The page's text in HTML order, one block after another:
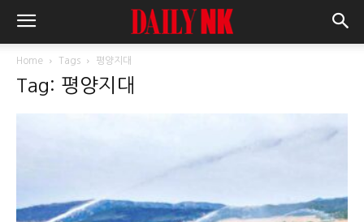
Home Tags 평양지대
Tag: 평양지대